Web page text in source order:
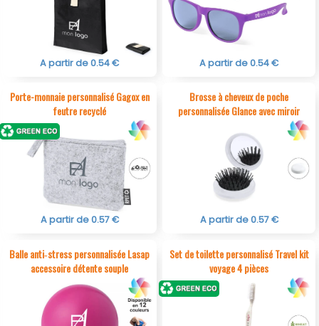
A partir de 0.54 € A partir de 0.54 €
Porte-monnaie personnalisé Gagox en
feutre recyclé
A partir de 0.57 €
Brosse à cheveux de poche
personnalisée Glance avec miroir
A partir de 0.57 €
Balle anti‑stress personnalisée Lasap
accessoire détente souple
Set de toilette personnalisé Travel kit
voyage 4 pièces